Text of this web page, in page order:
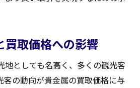
買取価格への影響
地としても名高く、多くの観光客
客の動向が貴金属の買取価格に与